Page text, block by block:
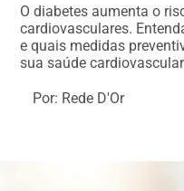
O diabetes aumenta o
cardiovasculares.
e quais medidas
sua saúde
Por: Rede D'Or